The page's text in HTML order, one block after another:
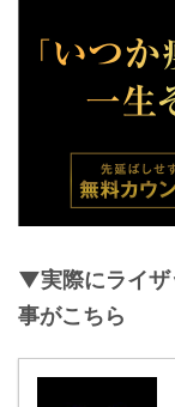
▼実際にライザ
事がこちら